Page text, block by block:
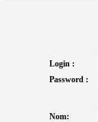
Login :
Password :
Nom: